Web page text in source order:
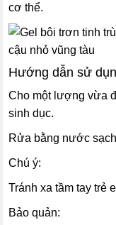
cơ thể.
Hướng dẫn sử
Cho một lượng vừa
sinh dục.
Rửa bằng nước
Chú ý:
Tránh xa tầm tay trẻ
Bảo quản: